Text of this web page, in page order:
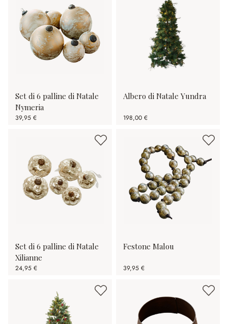
Set di 6 palline di Natale
Nymeria
39,95 €
Albero di Natale Yundra
198,00 €
Set di 6 palline di Natale
Xilianne
24,95 €
Festone Malou
39,95 €